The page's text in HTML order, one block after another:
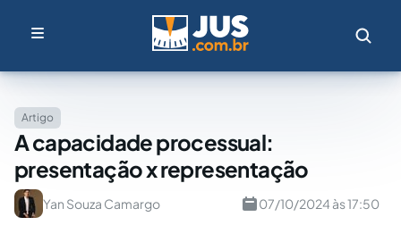
Artigo
A capacidade processual:
presentação x representação
Yan Souza Camargo 07/10/2024 às 17:50